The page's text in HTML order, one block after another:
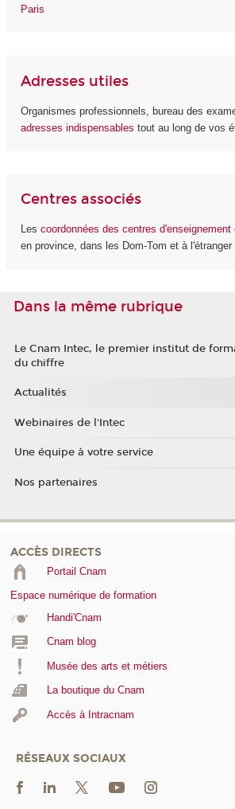
Paris
Adresses utiles
Organismes professionnels, bureau des
adresses indispensables tout au long de vos
Centres associés
Les coordonnées des centres d'enseignement
en province, dans les Dom-Tom et à l'étranger
Dans la même rubrique
Le Cnam Intec, le premier institut de
du chiffre
Actualités
Webinaires de l'Intec
Une équipe à votre service
Nos partenaires
ACCÈS DIRECTS
Portail Cnam
Espace numérique de formation
Handi'Cnam
Cnam blog
Musée des arts et métiers
La boutique du Cnam
Accès à Intracnam
RÉSEAUX SOCIAUX